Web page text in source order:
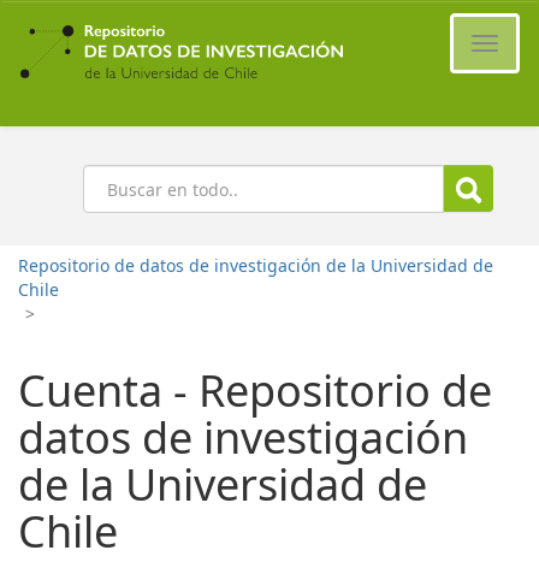
Ir
contenido
principal
Buscar
Repositorio de datos de investigación de la Universidad de
Chile
>
Cuenta - Repositorio de
datos de investigación
de la Universidad de
Chile